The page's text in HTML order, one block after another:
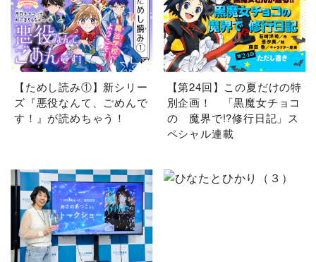
【ためし読み①】新シリー
ズ『悪役なんて、ごめんで
す！』が読めちゃう！
【第24回】この夏だけの特
別企画！ 「黒魔女チョコ
の 魔界で!?修行日記」ス
ペシャル連載